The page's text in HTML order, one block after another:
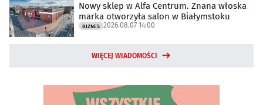
Nowy sklep w Alfa Centrum. Znana włoska
marka otworzyła salon w Białymstoku
BIZNES 2026.08.07 14:00
WIĘCEJ WIADOMOŚCI